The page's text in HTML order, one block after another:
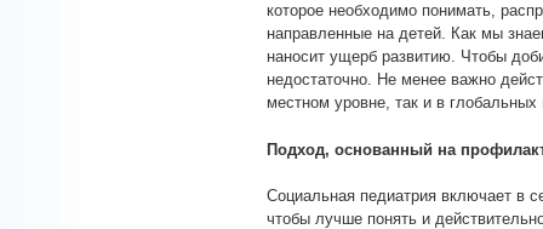
которое необходимо понимать,
направленные на детей. Как мы
наносит ущерб развитию. Чтобы
недостаточно. Не менее важно
местном уровне, так и в
Подход, основанный на
Социальная педиатрия включает в
чтобы лучше понять и